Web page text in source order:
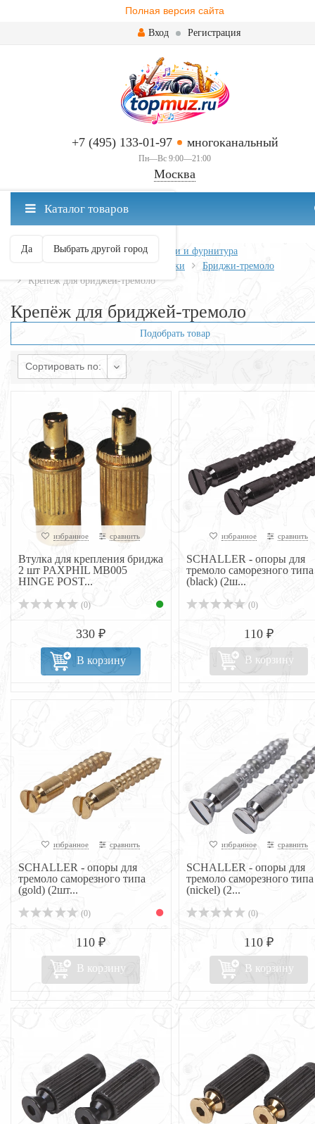
Полная версия сайта
Вход Регистрация
+7 (495) 133-01-97 многоканальный
Пн—Вс 9:00—21:00
Москва
Москва ваш город?
Да Выбрать другой город
Каталог товаров
Главная Всё для гитары
Запчасти и фурнитура
Бриджи, струнодержатели, колышки
Бриджи-тремоло
Крепёж для бриджей-тремоло
Крепёж для бриджей-тремоло
Подобрать товар
Сортировать по:
избранное сравнить
Втулка для крепления бриджа
2 шт PAXPHIL MB005
HINGE POST...
(0)
330 ₽
В корзину
избранное сравнить
SCHALLER - опоры для
тремоло саморезного типа
(black) (2ш...
(0)
110 ₽
В корзину
избранное сравнить
SCHALLER - опоры для
тремоло саморезного типа
(gold) (2шт...
(0)
110 ₽
В корзину
избранное сравнить
SCHALLER - опоры для
тремоло саморезного типа
(nickel) (2...
(0)
110 ₽
В корзину